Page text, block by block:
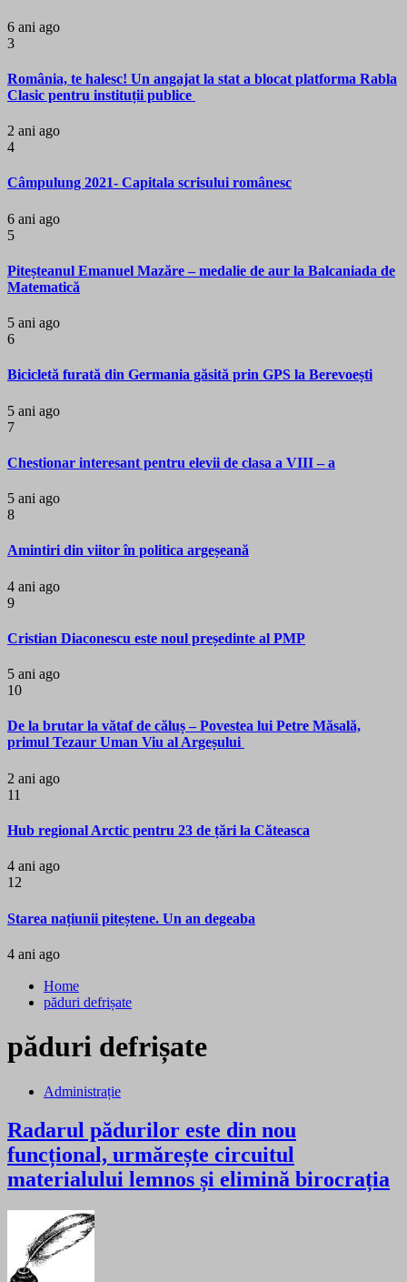
6 ani ago
3
România, te halesc! Un angajat la stat a blocat platforma Rabla
Clasic pentru instituții publice
2 ani ago
4
Câmpulung 2021- Capitala scrisului românesc
6 ani ago
5
Piteșteanul Emanuel Mazăre – medalie de aur la Balcaniada de
Matematică
5 ani ago
6
Bicicletă furată din Germania găsită prin GPS la Berevoești
5 ani ago
7
Chestionar interesant pentru elevii de clasa a VIII – a
5 ani ago
8
Amintiri din viitor în politica argeșeană
4 ani ago
9
Cristian Diaconescu este noul președinte al PMP
5 ani ago
10
De la brutar la vătaf de căluș – Povestea lui Petre Măsală,
primul Tezaur Uman Viu al Argeșului
2 ani ago
11
Hub regional Arctic pentru 23 de țări la Căteasca
4 ani ago
12
Starea națiunii piteștene. Un an degeaba
4 ani ago
Home
păduri defrișate
păduri defrișate
Administrație
Radarul pădurilor este din nou
funcțional, urmărește circuitul
materialului lemnos și elimină birocrația